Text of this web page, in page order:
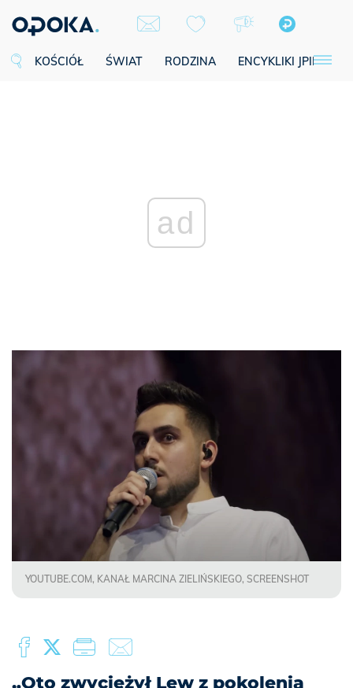
KOŚCIÓŁ ŚWIAT RODZINA ENCYKLIKI JPII
ad
YOUTUBE.COM, KANAŁ MARCINA ZIELIŃSKIEGO, SCREENSHOT
„Oto zwyciężył Lew z pokolenia